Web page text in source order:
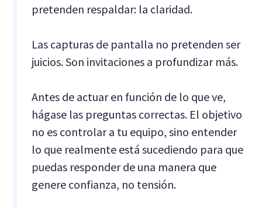
pretenden respaldar: la claridad.
Las capturas de pantalla no pretenden ser
juicios. Son invitaciones a profundizar más.
Antes de actuar en función de lo que ve,
hágase las preguntas correctas. El objetivo
no es controlar a tu equipo, sino entender
lo que realmente está sucediendo para que
puedas responder de una manera que
genere confianza, no tensión.